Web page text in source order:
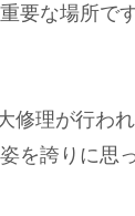
要な場所です
修理が行わ
を誇りに思